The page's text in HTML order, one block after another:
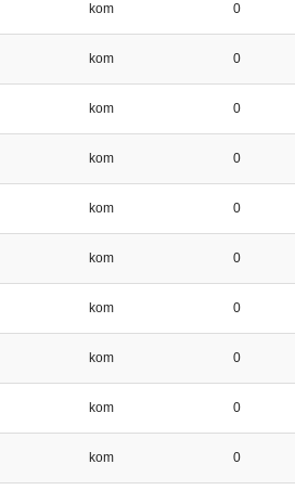
kom 0
kom 0
kom 0
kom 0
kom 0
kom 0
kom 0
kom 0
kom 0
kom 0